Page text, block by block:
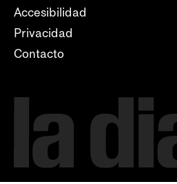
Accesibilidad
Privacidad
Contacto